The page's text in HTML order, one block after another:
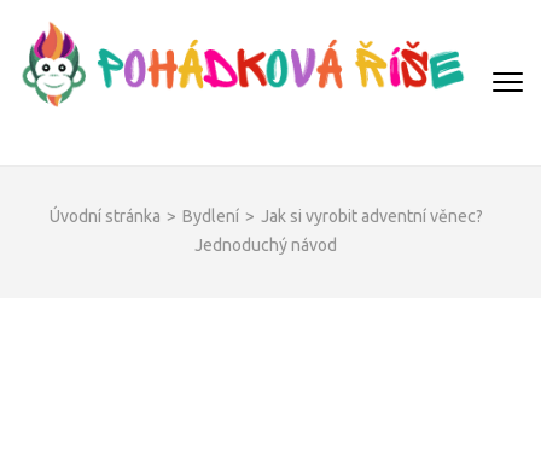
obsah
(Enter)
Úvodní stránka > Bydlení > Jak si vyrobit adventní věnec?
Jednoduchý návod